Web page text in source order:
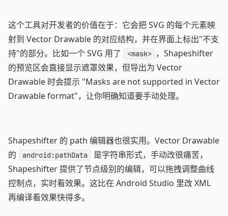
这个工具对开发者的价值在于：它会把 SVG 的每个元素映
射到 Vector Drawable 的对应结构，并在界面上标出"不支
持"的部分。比如一个 SVG 用了
<mask> ，Shapeshifter
的预览区会直接显示遮罩效果，但导出为 Vector
Drawable 时会提示 "Masks are not supported in Vector
Drawable format"，让你明确知道要手动处理。
Shapeshifter 的 path 编辑器也很实用。Vector Drawable
的
android:pathData
是字符串形式，手动改很痛苦，
Shapeshifter 提供了节点级别的编辑，可以拖拽调整曲线
控制点，实时看效果。这比在 Android Studio 里改 XML
再编译看效果快得多。